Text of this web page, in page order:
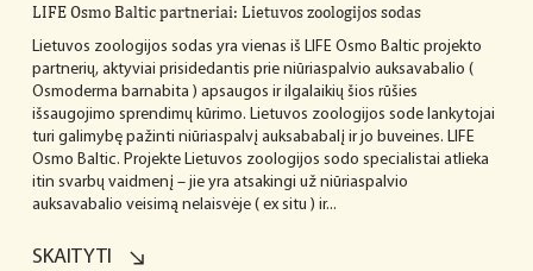
LIFE Osmo Baltic partneriai: Lietuvos zoologijos sodas
Lietuvos zoologijos sodas yra vienas iš LIFE Osmo Baltic projekto
partnerių, aktyviai prisidedantis prie niūriaspalvio auksavabalio (
Osmoderma barnabita ) apsaugos ir ilgalaikių šios rūšies
išsaugojimo sprendimų kūrimo. Lietuvos zoologijos sode lankytojai
turi galimybę pažinti niūriaspalvį auksababalį ir jo buveines. LIFE
Osmo Baltic. Projekte Lietuvos zoologijos sodo specialistai atlieka
itin svarbų vaidmenį – jie yra atsakingi už niūriaspalvio
auksavabalio veisimą nelaisvėje ( ex situ ) ir...
SKAITYTI